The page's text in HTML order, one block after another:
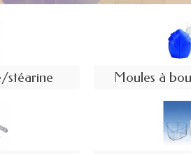
stéarine Moules à